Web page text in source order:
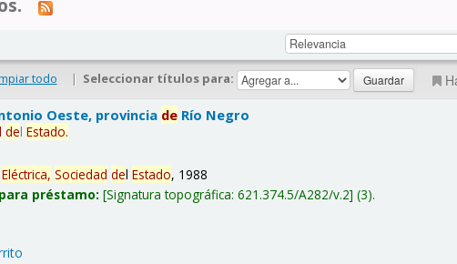
todo | Seleccionar títulos para:
Oeste, provincia de Río Negro
delEstado.
Eléctrica, Sociedad delEstado, 1988
préstamo: Signatura topográfica:621.374.5/A282/v.2 (3).